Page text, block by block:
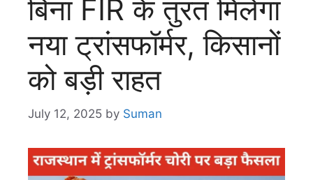
बिना FIR के तुरंत मिलेगा
नया ट्रांसफॉर्मर, किसानों
को बड़ी राहत
July 12, 2025 by Suman